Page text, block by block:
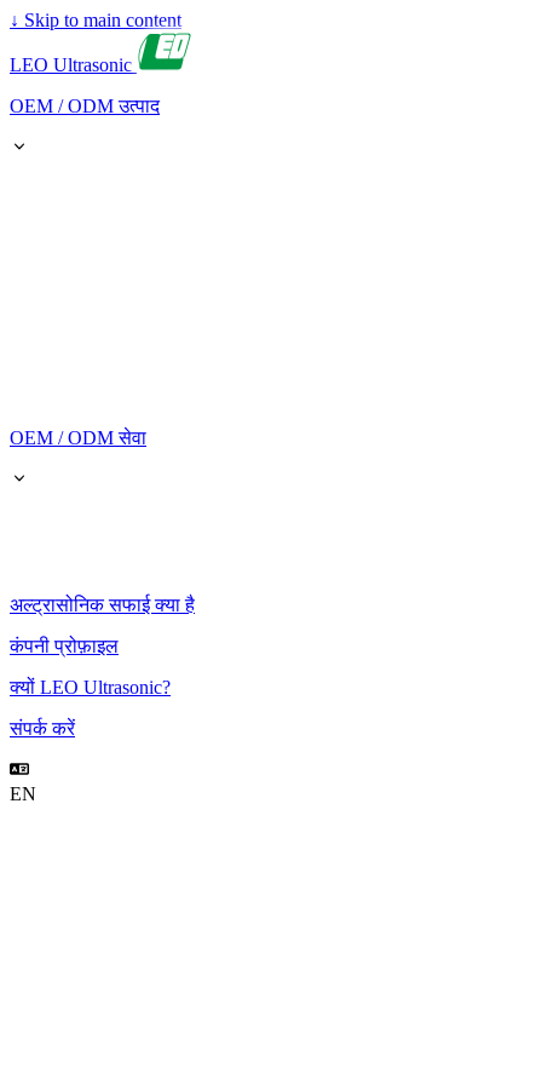
↓ Skip to main content
LEO Ultrasonic
OEM / ODM उत्पाद
OEM / ODM सेवा
अल्ट्रासोनिक सफाई क्या है
कंपनी प्रोफ़ाइल
क्यों LEO Ultrasonic?
संपर्क करें
EN